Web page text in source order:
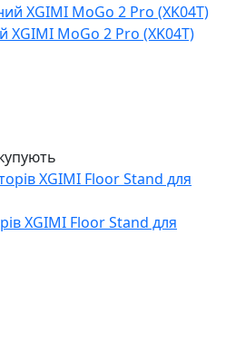
XGIMI MoGo 2 Pro (XK04T)
XGIMI Floor Stand для